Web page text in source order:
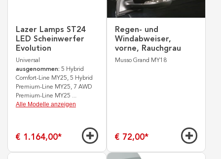
Lazer Lamps ST24
LED Scheinwerfer
Evolution
Universal
ausgenommen: 5 Hybrid
Comfort-Line MY25, 5 Hybrid
Premium-Line MY25, 7 AWD
Premium-Line MY25 ...
Alle Modelle anzeigen
€ 1.164,00*
Regen- und
Windabweiser,
vorne, Rauchgrau
Musso Grand MY18
€ 72,00*